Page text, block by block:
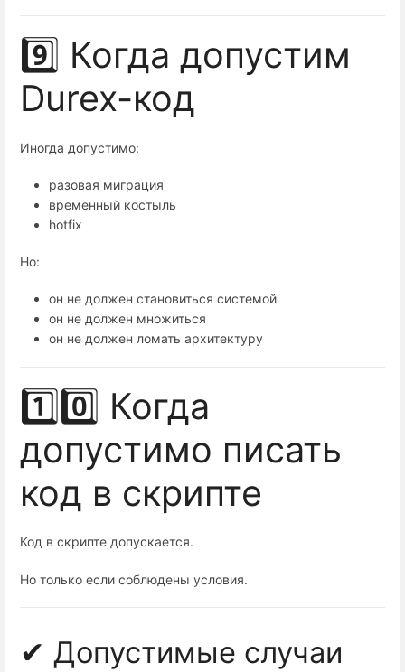
9️⃣ Когда допустим
Durex-код
Иногда допустимо:
разовая миграция
временный костыль
hotfix
Но:
он не должен становиться системой
он не должен множиться
он не должен ломать архитектуру
1️⃣0️⃣ Когда
допустимо писать
код в скрипте
Код в скрипте допускается.
Но только если соблюдены условия.
✔ Допустимые случаи